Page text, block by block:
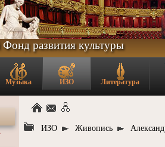
развития культуры
Музыка ИЗО Литература
ИЗО Живопись